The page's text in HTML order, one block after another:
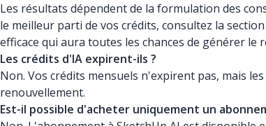
Les résultats dépendent de la formulation des
le meilleur parti de vos crédits, consultez la section
efficace qui aura toutes les chances de générer le
Les crédits d'IA expirent-ils ?
Non. Vos crédits mensuels n'expirent pas, mais
renouvellement.
Est-il possible d'acheter uniquement un